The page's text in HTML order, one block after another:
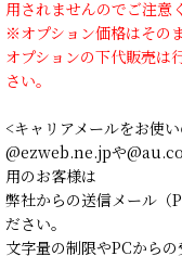
用されませんのでご注意
※オプション価格はその
オプションの下代販売は
さい。
<キャリアメールをお使
@ezweb.ne.jpや
用のお客様は
弊社からの送信メール（
ださい。
文字量の制限やPCから